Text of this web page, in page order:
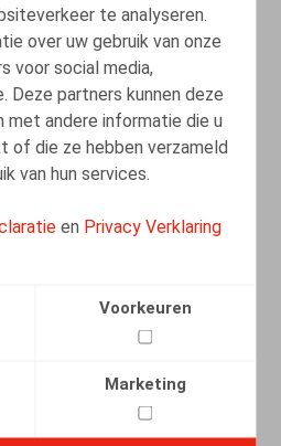
te analyseren.
over uw gebruik van onze
voor social media,
Deze partners kunnen deze
met andere informatie die u
of die ze hebben verzameld
van hun services.
en Privacy Verklaring
Voorkeuren
Marketing
Maes
Albers
Vets